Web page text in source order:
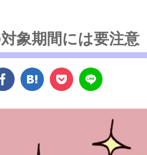
象期間には要注意